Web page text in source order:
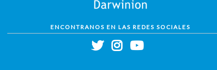
ENCONTRANOS EN LAS REDES SOCIALES